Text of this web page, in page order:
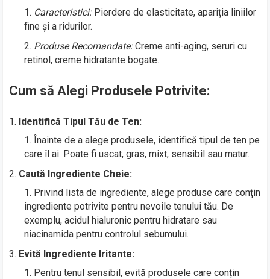
Caracteristici:Pierdere de elasticitate, apariția liniilor
fine și a ridurilor.
Produse Recomandate:Creme anti-aging, seruri cu
retinol, creme hidratante bogate.
Cum să Alegi Produsele Potrivite:
Identifică Tipul Tău de Ten:
Înainte de a alege produsele, identifică tipul de ten pe
care îl ai. Poate fi uscat, gras, mixt, sensibil sau matur.
Caută Ingrediente Cheie:
Privind lista de ingrediente, alege produse care conțin
ingrediente potrivite pentru nevoile tenului tău. De
exemplu, acidul hialuronic pentru hidratare sau
niacinamida pentru controlul sebumului.
Evită Ingrediente Iritante:
Pentru tenul sensibil, evită produsele care conțin